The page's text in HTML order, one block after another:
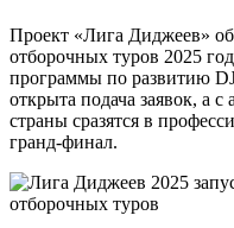
Проект «Лига Диджеев»
отборочных туров 2025
программы по развитию
открыта подача заявок, а
страны сразятся в
гранд-финал.